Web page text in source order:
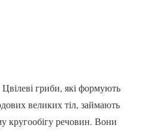
Цвілеві гриби, які формують
великих тіл, займають
кругообігу речовин. Вони